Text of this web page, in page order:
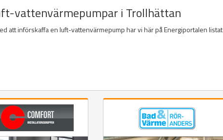
vattenvärmepumpar i Trollhättan
att införskaffa en luft-vattenvärmepump har vi här på Energiportalen listat